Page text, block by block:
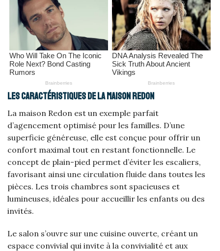
Les caractéristiques de la maison Redon
La maison Redon est un exemple parfait
d’agencement optimisé pour les familles. D’une
superficie généreuse, elle est conçue pour offrir un
confort maximal tout en restant fonctionnelle. Le
concept de plain-pied permet d’éviter les escaliers,
favorisant ainsi une circulation fluide dans toutes les
pièces. Les trois chambres sont spacieuses et
lumineuses, idéales pour accueillir les enfants ou des
invités.
Le salon s’ouvre sur une cuisine ouverte, créant un
espace convivial qui invite à la convivialité et aux